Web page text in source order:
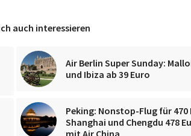
auch interessieren
Air Berlin Super Sunday:
und Ibiza ab 39 Euro
Peking: Nonstop-Flug für 470
Shanghai und Chengdu 478